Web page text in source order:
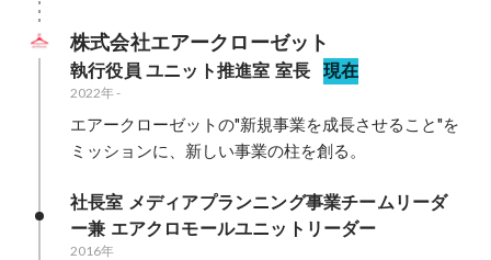
株式会社エアークローゼット
執行役員 ユニット推進室 室長 現在
2022年-
エアークローゼットの"新規事業を成長させること"を
ミッションに、新しい事業の柱を創る。
社長室 メディアプランニング事業チームリーダ
ー兼 エアクロモールユニットリーダー
2016年